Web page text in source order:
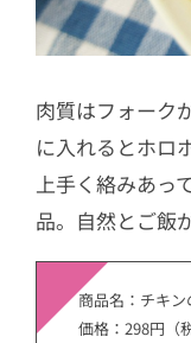
肉質はフォーク
に入れるとホロ
上手く絡みあっ
品。自然とご飯
商品名：チキ
価格：298円（